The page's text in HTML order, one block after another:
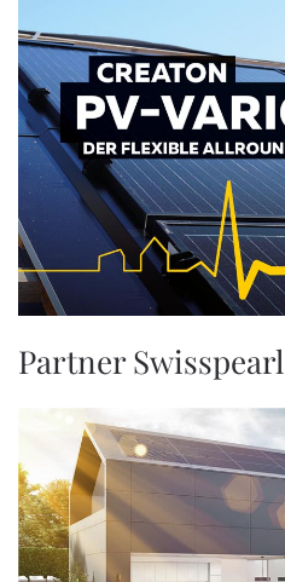
Partner Swisspearl